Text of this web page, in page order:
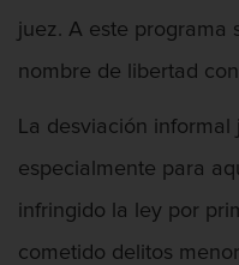
DUI en
Segunda
Tercera
Fraude Fiscal
juez. A este programa
nombre de libertad
La desviación
especialmente para
infringido la ley por
cometido delitos